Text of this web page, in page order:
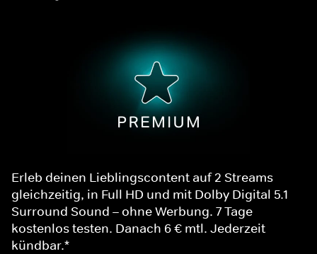
Erleb deinen Lieblingscontent auf 2 Streams
gleichzeitig, in Full HD und mit Dolby Digital 5.1
Surround Sound – ohne Werbung. 7 Tage
kostenlos testen. Danach 6 € mtl. Jederzeit
kündbar.*